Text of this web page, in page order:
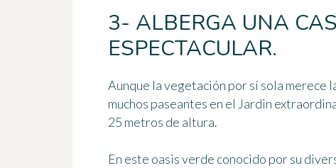
3- ALBERGA UNA
ESPECTACULAR.
Aunque la vegetación por sí sola merece
muchos paseantes en el Jardin
25 metros de altura.
En este oasis verde conocido por su